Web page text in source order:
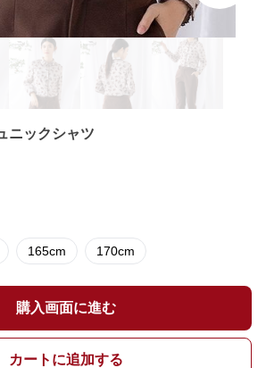
ニックシャツ
165cm 170cm
購入画面に進む
カートに追加する